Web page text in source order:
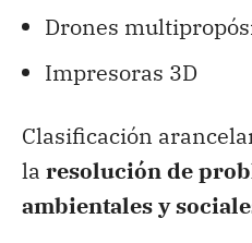
Drones
Impresoras 3D
Clasificación
la resolución de
ambientalesy